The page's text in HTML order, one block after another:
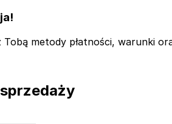
Tobą metody płatności, warunki